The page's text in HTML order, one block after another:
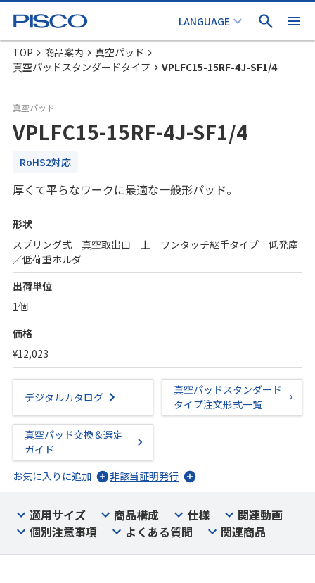
TOP 商品案内
真空パッド
真空パッドスタンダードタイプ
VPLFC15-15RF-4J-SF1/4
真空パッド
VPLFC15-15RF-4J-SF1/4
RoHS2対応
厚くて平らなワークに最適な一般形パッド。
形状
スプリング式 真空取出口 上 ワンタッチ継手タイプ 低発塵
／低荷重ホルダ
出荷単位
1個
価格
¥12,023
デジタルカタログ
真空パッドスタンダード
タイプ注文形式一覧
真空パッド交換＆選定
ガイド
お気に入りに追加
非該当証明発行
適用サイズ 商品構成 仕様
関連動画
個別注意事項
よくある質問 関連商品